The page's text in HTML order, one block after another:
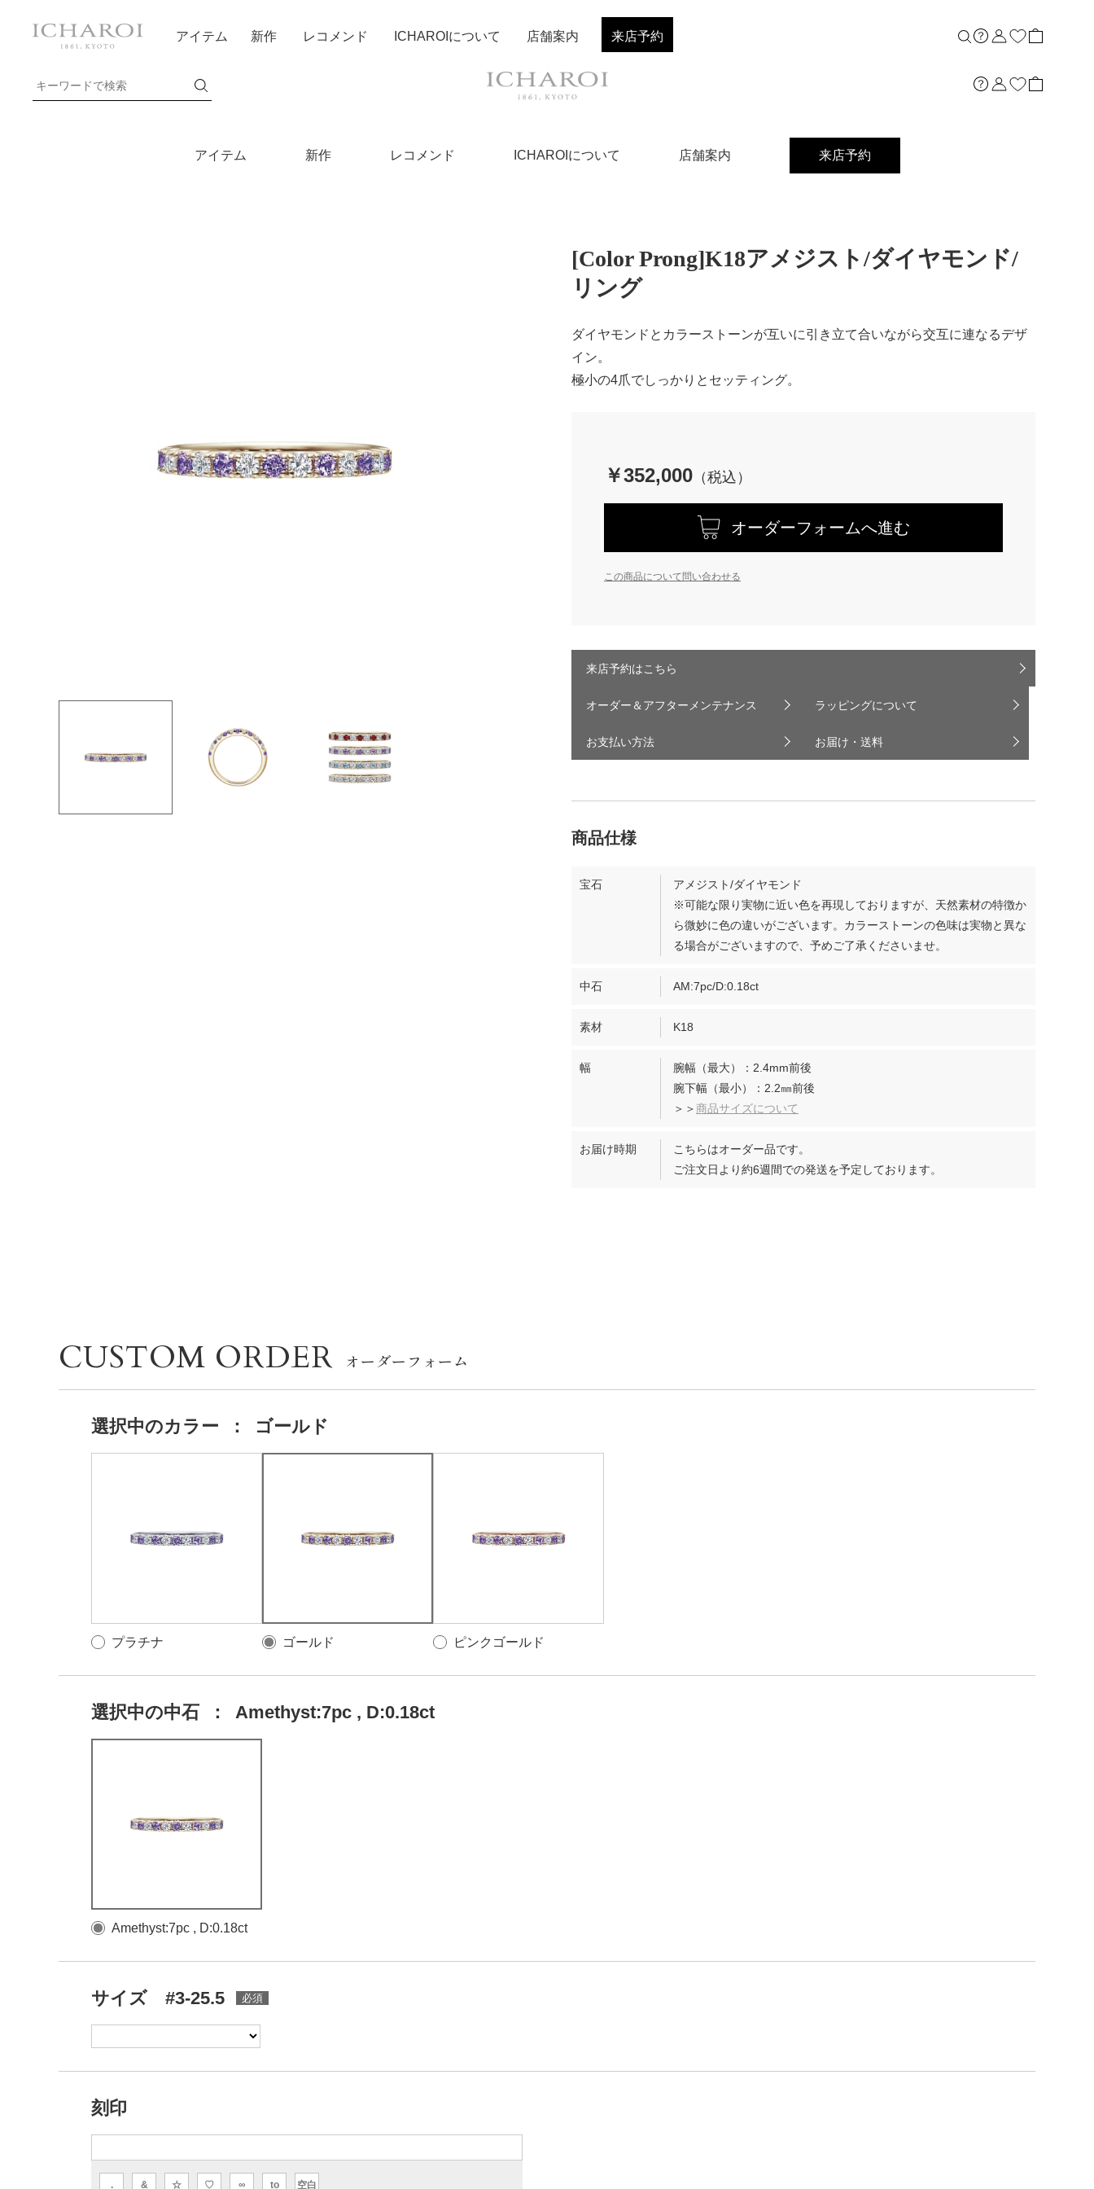
アイテム 新作 レコメンド ICHAROIについて 店舗案内 来店予約
アイテム 新作 レコメンド ICHAROIについて 店舗案内 来店予約
[Color Prong]K18アメジスト/ダイヤモンド/
リング
ダイヤモンドとカラーストーンが互いに引き立て合いながら交互に連なるデザ
イン。
極小の4爪でしっかりとセッティング。
￥352,000
オーダーフォームへ進む
この商品について問い合わせる
来店予約はこちら
オーダー＆アフターメンテナンス ラッピングについて
お支払い方法 お届け・送料
宝石
アメジスト/ダイヤモンド
※可能な限り実物に近い色を再現しておりますが、天然素材の特徴か
ら微妙に色の違いがございます。カラーストーンの色味は実物と異な
る場合がございますので、予めご了承くださいませ。
中石 AM:7pc/D:0.18ct
素材 K18
幅
腕幅（最大）：2.4mm前後
腕下幅（最小）：2.2㎜前後
＞＞商品サイズについて
お届け時期
こちらはオーダー品です。
ご注文日より約6週間での発送を予定しております。
CUSTOM ORDER
選択中のカラー ： ゴールド
プラチナ ゴールド ピンクゴールド
選択中の中石 ： Amethyst:7pc , D:0.18ct
Amethyst:7pc , D:0.18ct
サイズ #3-25.5
刻印
. & ☆ ♡ ∞ to 空白